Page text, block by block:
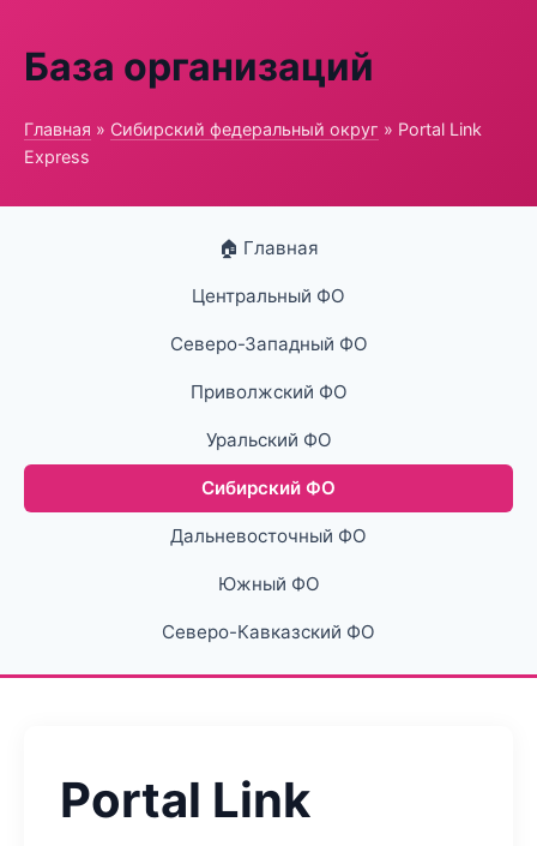
База организаций
Главная » Сибирский федеральный округ » Portal Link
Express
🏠 Главная
Центральный ФО
Северо-Западный ФО
Приволжский ФО
Уральский ФО
Сибирский ФО
Дальневосточный ФО
Южный ФО
Северо-Кавказский ФО
Portal Link